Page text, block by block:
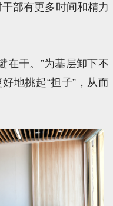
部有更多时间和精力
在干。”为基层卸下不
地挑起“担子”，从而